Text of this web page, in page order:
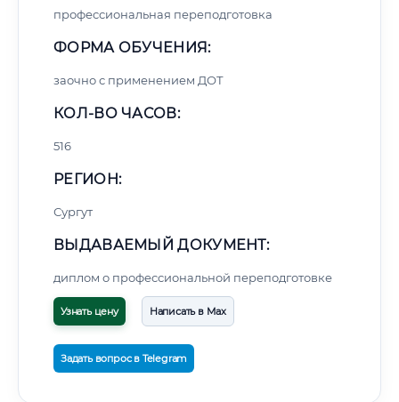
профессиональная переподготовка
ФОРМА ОБУЧЕНИЯ:
заочно с применением ДОТ
КОЛ-ВО ЧАСОВ:
516
РЕГИОН:
Сургут
ВЫДАВАЕМЫЙ ДОКУМЕНТ:
диплом о профессиональной переподготовке
Узнать цену Написать в Max
Задать вопрос в Telegram